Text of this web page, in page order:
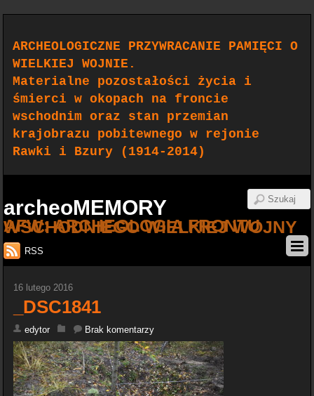
ARCHEOLOGICZNE PRZYWRACANIE PAMIĘCI O
WIELKIEJ WOJNIE.
Materialne pozostałości życia i
śmierci w okopach na froncie
wschodnim oraz stan przemian
krajobrazu pobitewnego w rejonie
Rawki i Bzury (1914-2014)
archeoMEMORY
AFW: ARCHEOLOGIA FRONTU WSCHODNIEGO WIELKIEJ WOJNY
RSS
16 lutego 2016
_DSC1841
edytor Brak komentarzy